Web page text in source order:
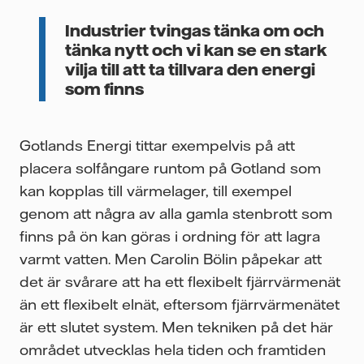
Industrier tvingas tänka om och
tänka nytt och vi kan se en stark
vilja till att ta tillvara den energi
som finns
Gotlands Energi tittar exempelvis på att
placera solfångare runtom på Gotland som
kan kopplas till värmelager, till exempel
genom att några av alla gamla stenbrott som
finns på ön kan göras i ordning för att lagra
varmt vatten. Men Carolin Bölin påpekar att
det är svårare att ha ett flexibelt fjärrvärmenät
än ett flexibelt elnät, eftersom fjärrvärmenätet
är ett slutet system. Men tekniken på det här
området utvecklas hela tiden och framtiden